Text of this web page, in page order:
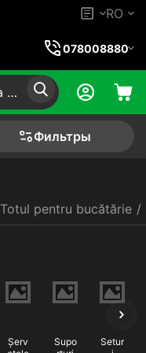
RO
078008880
Фильтры
Totul pentru bucătărie /
Șerv
Supo
Setur